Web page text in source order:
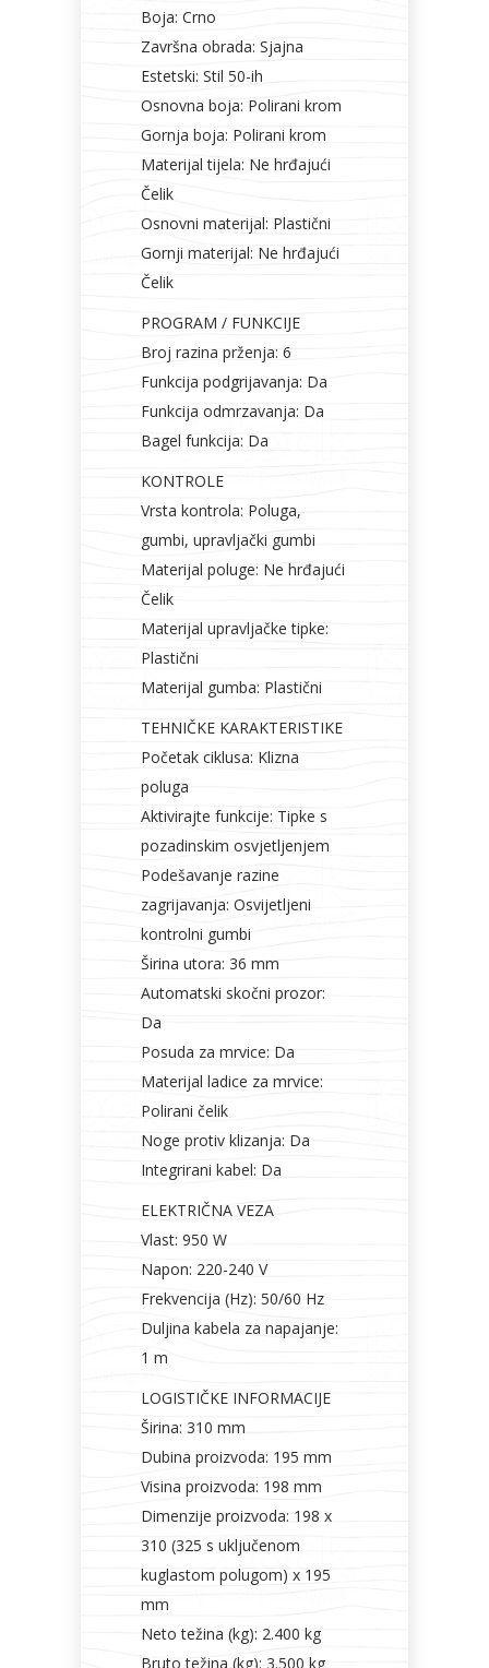
Boja: Crno
Završna obrada: Sjajna
Estetski: Stil 50-ih
Osnovna boja: Polirani krom
Gornja boja: Polirani krom
Materijal tijela: Ne hrđajući
Čelik
Osnovni materijal: Plastični
Gornji materijal: Ne hrđajući
Čelik
PROGRAM / FUNKCIJE
Broj razina prženja: 6
Funkcija podgrijavanja: Da
Funkcija odmrzavanja: Da
Bagel funkcija: Da
KONTROLE
Vrsta kontrola: Poluga,
gumbi, upravljački gumbi
Materijal poluge: Ne hrđajući
Čelik
Materijal upravljačke tipke:
Plastični
Materijal gumba: Plastični
TEHNIČKE KARAKTERISTIKE
Početak ciklusa: Klizna
poluga
Aktivirajte funkcije: Tipke s
pozadinskim osvjetljenjem
Podešavanje razine
zagrijavanja: Osvijetljeni
kontrolni gumbi
Širina utora: 36 mm
Automatski skočni prozor:
Da
Posuda za mrvice: Da
Materijal ladice za mrvice:
Polirani čelik
Noge protiv klizanja: Da
Integrirani kabel: Da
ELEKTRIČNA VEZA
Vlast: 950 W
Napon: 220-240 V
Frekvencija (Hz): 50/60 Hz
Duljina kabela za napajanje:
1 m
LOGISTIČKE INFORMACIJE
Širina: 310 mm
Dubina proizvoda: 195 mm
Visina proizvoda: 198 mm
Dimenzije proizvoda: 198 x
310 (325 s uključenom
kuglastom polugom) x 195
mm
Neto težina (kg): 2.400 kg
Bruto težina (kg): 3.500 kg